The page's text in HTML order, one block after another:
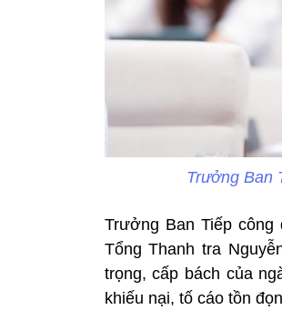
Trưởng Ban
Trưởng Ban Tiếp
Tổng Thanh tra
trọng, cấp bách của
khiếu nại, tố cáo tồn